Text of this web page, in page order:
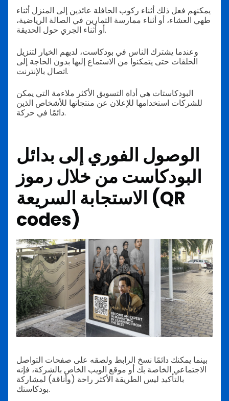
يمكنهم فعل ذلك أثناء ركوب الحافلة عائدين إلى المنزل أثناء
طهي العشاء، أو أثناء ممارسة التمارين في الصالة الرياضية،
أو أثناء الجري حول الحديقة.
وعندما يشترك الناس في بودكاست، لديهم الخيار لتنزيل
الحلقات حتى يتمكنوا من الاستماع إليها بدون الحاجة إلى
اتصال بالإنترنت.
البودكاستات هي أداة التسويق الأكثر ملاءمة التي يمكن
للشركات استخدامها للإعلان عن منتجاتها للأشخاص الذين
دائمًا في حركة.
الوصول الفوري إلى بدائل
البودكاست من خلال رموز
الاستجابة السريعة (QR
codes)
بينما يمكنك دائمًا نسخ الرابط ولصقه على صفحات التواصل
الاجتماعي الخاصة بك أو موقع الويب الخاص بالشركة، فإنه
بالتأكيد ليس الطريقة الأكثر راحة (وأناقة) لمشاركة
بودكاستك.